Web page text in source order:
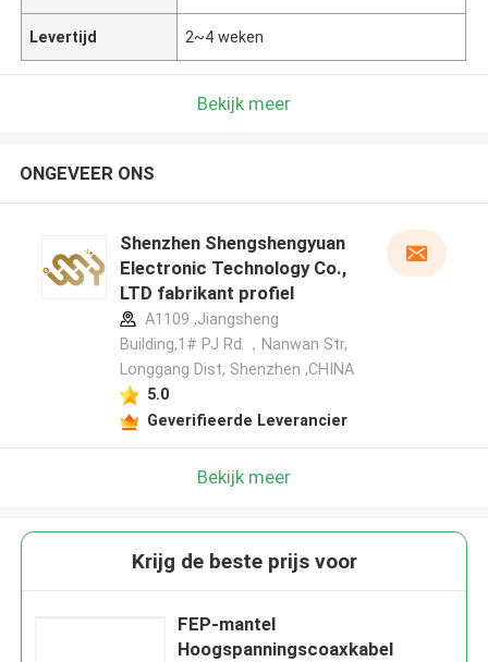
Levertijd 2~4 weken
Bekijk meer
ONGEVEER ONS
Shenzhen Shengshengyuan
Electronic Technology Co.,
LTD fabrikant profiel
A1109 ,Jiangsheng
Building,1# PJ Rd ，Nanwan Str,
Longgang Dist, Shenzhen ,CHINA
5.0
Geverifieerde Leverancier
Bekijk meer
Krijg de beste prijs voor
FEP-mantel
Hoogspanningscoaxkabel